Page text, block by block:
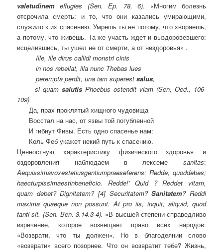
valetudinemeffugies (Sen. Ep. 78, 6). «Многим болезнь
отсрочила смерть; и то, что они казались умирающими,
служило к их спасению. Умрешь ты не потому, что хвораешь,
а потому, что живешь. Та же участь ждет и выздоровевшего:
исцелившись, ты ушел не от смерти, а от нездоровья» .
Ille, ille dirus callidi monstri cinis
in nos rebellat, illa nunc Thebas lues
perempta perdit, una iam superest salus,
si quamsalutis Phoebus ostendit viam (Sen, Oed., 106-
109).
Да, прах проклятый хищного чудовища
Восстал на нас, от язвы той погубленной
И гибнут Фивы. Есть одно спасенье нам:
Коль Феб укажет некий путь к спасению.
Ценностную характеристику физического здоровья и
оздоровления наблюдаем в лексеме sanitas:
Aequissimavoxestetiusgentiumpraeseferens: Redde, quoddebes;
haecturpissimaestinbeneficio. Redde!’ Quid ? Reddet vitam,
quam debet? Dignitatem? [4] Securitatem?Sanitatem? Reddi
maxima quaeque non possunt. At pro iis, inquit, aliquid, quod
tanti sit. (Sen. Ben. 3.14.3-4). «В высшейстепени справедливо
изречение, которое возвещает право всех народов:
«Возврати, что ты должен». Но в благодеянии слово
«возврати» всего позорнее. Что он возвратит тебе? Жизнь,